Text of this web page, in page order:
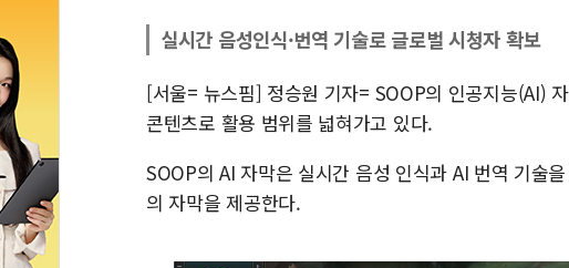
실시간 음성인식·번역 기술로 글로벌 시청자 확보
[서울= 뉴스핌] 정승원 기자= SOOP의 인공지능(AI)
콘텐츠로 활용 범위를 넓혀가고 있다.
SOOP의 AI 자막은 실시간 음성 인식과 AI 번역 기술
의 자막을 제공한다.